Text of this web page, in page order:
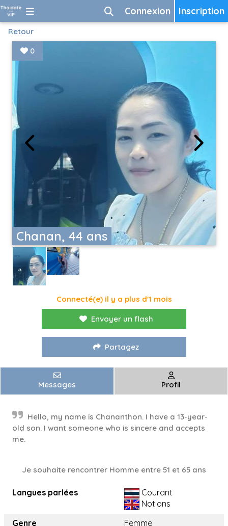
Inscription
Connexion
Retour
Chanan, 44 ans
0
Connecté(e) il y a plus d'1 mois
Envoyer un flash
Partagez
Messages Profil
Hello, my name is Chananthon. I have a 13-year-
old son. I want someone who is sincere and accepts
me.
Je souhaite rencontrer Homme entre 51 et 65 ans
Langues parlées
Courant
Notions
Genre
Femme